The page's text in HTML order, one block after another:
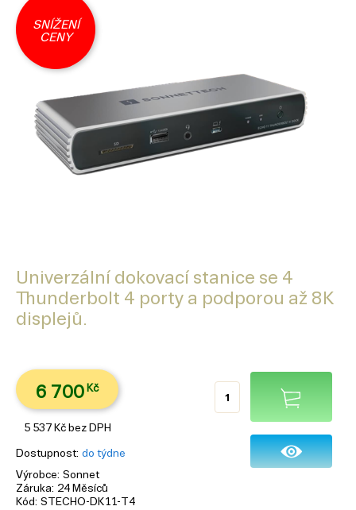
Univerzální dokovací stanice se 4
Thunderbolt 4 porty a podporou až 8K
displejů.
SNÍŽENÍ
CENY
6 700 Kč
5 537 Kč bez DPH
Dostupnost do týdne
Výrobce Sonnet
Záruka 24 Měsíců
Kód STECHO-DK11-T4